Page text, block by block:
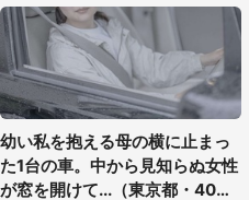
幼い私を抱える母の横に止まっ
た1台の車。中から見知らぬ女性
が窓を開けて...（東京都・40代